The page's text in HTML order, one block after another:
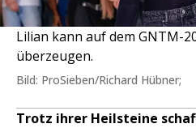
Lilian kann auf dem GNTM-
überzeugen.
Bild: ProSieben/Richard Hübner;
Trotz ihrer Heilsteine